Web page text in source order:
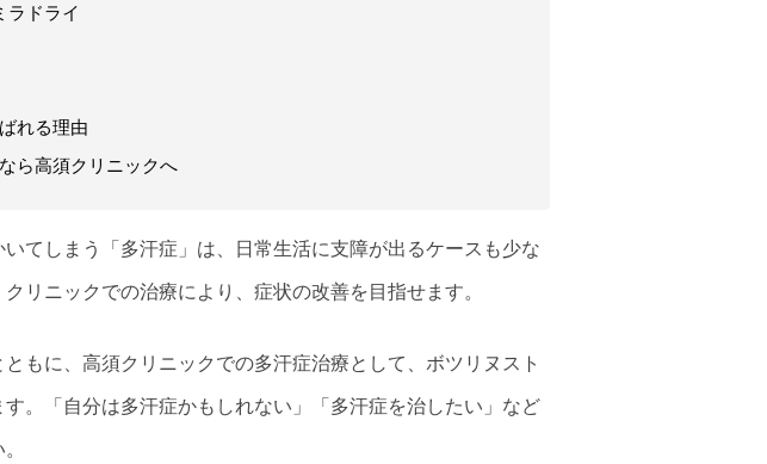
ラドライ
れる理由
ら高須クリニックへ
てしまう「多汗症」は、日常生活に支障が出るケースも少な
リニックでの治療により、症状の改善を目指せます。
もに、高須クリニックでの多汗症治療として、ボツリヌスト
。「自分は多汗症かもしれない」「多汗症を治したい」など